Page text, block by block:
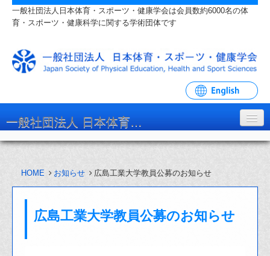
一般社団法人日本体育・スポーツ・健康学会は会員数約6000名の体
育・スポーツ・健康科学に関する学術団体です
一般社団法人 日本体育・スポーツ・健康学会
入会・各種手続
学会大会・研究会
HOME お知らせ 広島工業大学教員公募のお知らせ
広島工業大学教員公募のお知らせ